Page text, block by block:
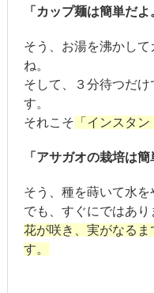
「カップ麺は簡単だ
そう、お湯を沸かし
ね。
そして、３分待つだ
す。
それこそ 「インスタン
「アサガオの栽培は
そう、種を蒔いて水を
でも、すぐにではあり
花が咲き、実がなる
す。